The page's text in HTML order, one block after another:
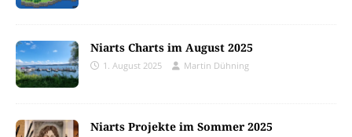
Niarts Charts im August 2025
1. August 2025 Martin Dühning
Niarts Projekte im Sommer 2025